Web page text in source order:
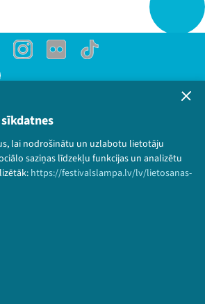
lai nodrošinātu un uzlabotu lietotāju
saziņas līdzekļu funkcijas un analizētu
https://festivalslampa.lv/lv/lietosanas-
Instagram
Flick TikTok
un sīkdatņu politika
politika
LAMPA Visas tiesības
informāciju!